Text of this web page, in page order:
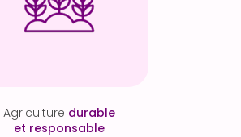
Agriculture durable
et responsable